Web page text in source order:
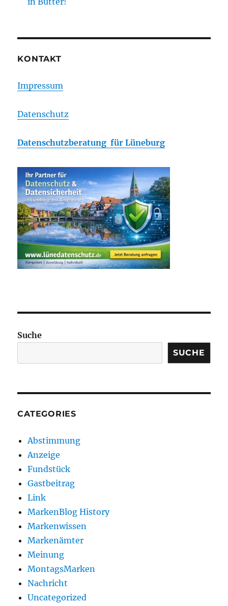
KONTAKT
Impressum
Datenschutz
Datenschutzberatung für Lüneburg
Suche
SUCHE
CATEGORIES
Abstimmung
Anzeige
Fundstück
Gastbeitrag
Link
MarkenBlog History
Markenwissen
Markenämter
Meinung
MontagsMarken
Nachricht
Uncategorized